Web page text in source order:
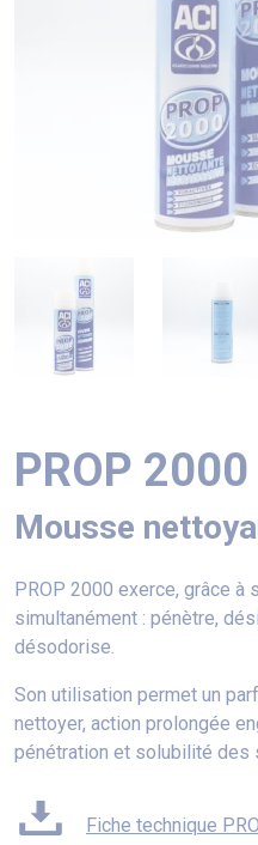
PROP 2000
Mousse
PROP 2000 exerce, grâce à
simultanément : pénètre,
désodorise.
Son utilisation permet un
nettoyer, action prolongée
pénétration et solubilité des
Fiche technique